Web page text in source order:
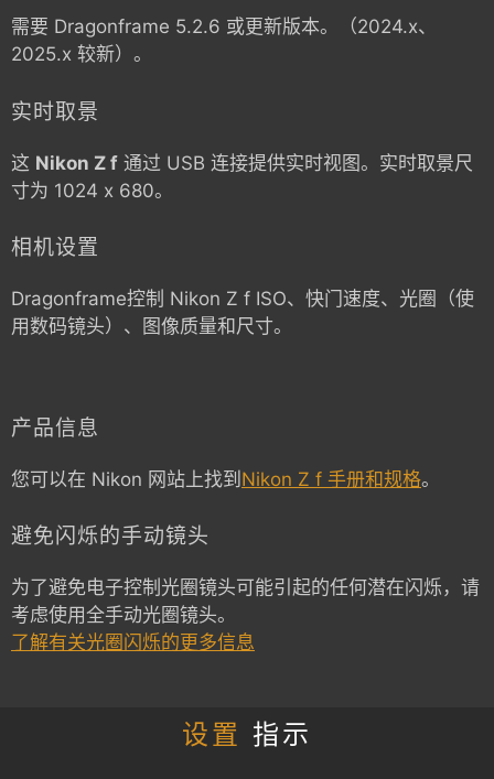
需要 Dragonframe 5.2.6 或更新版本。（2024.x、
2025.x 较新）。
实时取景
这 Nikon Z f 通过 USB 连接提供实时视图。实时取景尺
寸为 1024 x 680。
相机设置
Dragonframe控制 Nikon Z f ISO、快门速度、光圈（使
用数码镜头）、图像质量和尺寸。
产品信息
您可以在 Nikon 网站上找到 Nikon Z f 手册和规格。
避免闪烁的手动镜头
为了避免电子控制光圈镜头可能引起的任何潜在闪烁，请
考虑使用全手动光圈镜头。
了解有关光圈闪烁的更多信息
设置 指示